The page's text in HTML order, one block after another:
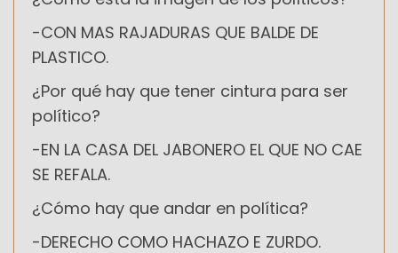
-CON MAS RAJADURAS QUE BALDE DE
PLASTICO.
¿Por qué hay que tener cintura para ser
político?
-EN LA CASA DEL JABONERO EL QUE NO CAE
SE REFALA.
¿Cómo hay que andar en política?
-DERECHO COMO HACHAZO E ZURDO.